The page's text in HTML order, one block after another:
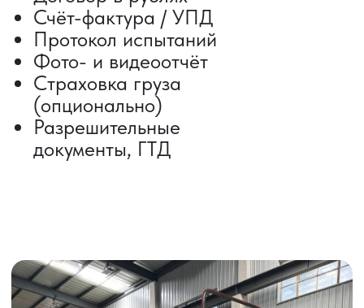
ВЫКУП ТОВАРОВ ИЗ КИТАЯ
Выкуп от 1 000 000 ₽
Выкуп с Alibaba
Получить консультацию
Получить консультацию